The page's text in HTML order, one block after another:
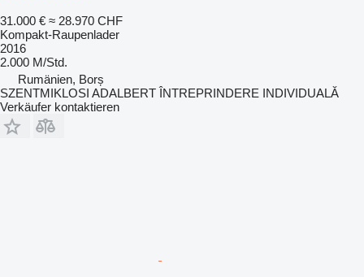
31.000 € ≈ 28.970 CHF
Kompakt-Raupenlader
2016
2.000 M/Std.
Rumänien, Borș
SZENTMIKLOSI ADALBERT ÎNTREPRINDERE INDIVIDUALĂ
Verkäufer kontaktieren